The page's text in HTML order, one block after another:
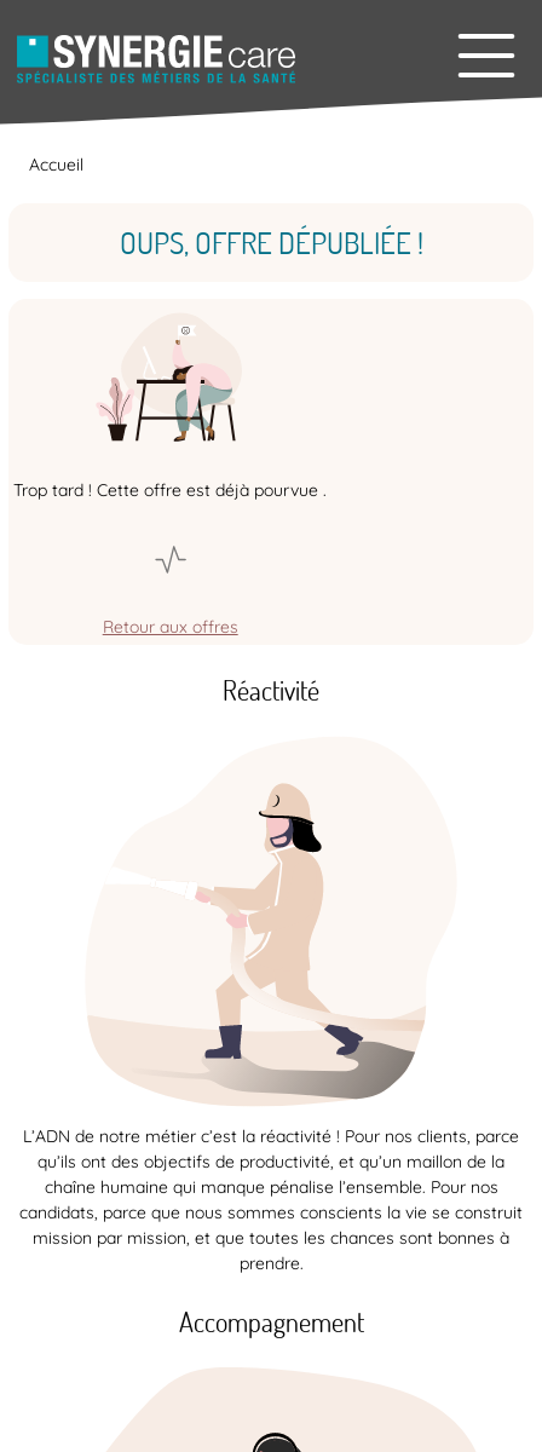
Accueil
OUPS, OFFRE DÉPUBLIÉE !
Trop tard ! Cette offre est déjà pourvue .
Retour aux offres
Réactivité
L’ADN de notre métier c’est la réactivité ! Pour nos clients, parce
qu’ils ont des objectifs de productivité, et qu’un maillon de la
chaîne humaine qui manque pénalise l’ensemble. Pour nos
candidats, parce que nous sommes conscients la vie se construit
mission par mission, et que toutes les chances sont bonnes à
prendre.
Accompagnement